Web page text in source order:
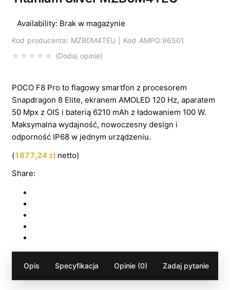
Dodaj opinie
Availability: Brak w magazynie
Kod producenta: MZB0M4TEU | Kod AMPQ:96501
POCO F8 Pro to flagowy smartfon z procesorem
Snapdragon 8 Elite, ekranem AMOLED 120 Hz, aparatem
50 Mpx z OIS i baterią 6210 mAh z ładowaniem 100 W.
Maksymalna wydajność, nowoczesny design i
odporność IP68 w jednym urządzeniu.
(1877,24złnetto)
Share:
Opis Specyfikacja Opinie (0) Zadaj pytanie